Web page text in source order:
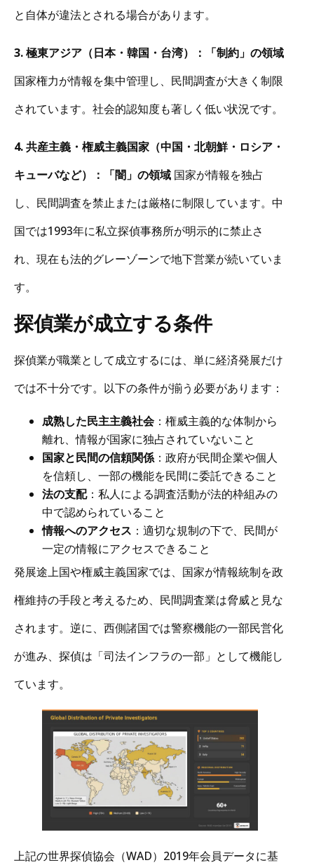
と自体が違法とされる場合があります。
3. 極東アジア（日本・韓国・台湾）：「制約」の領域
国家権力が情報を集中管理し、民間調査が大きく制限
されています。社会的認知度も著しく低い状況です。
4. 共産主義・権威主義国家（中国・北朝鮮・ロシア・
キューバなど）：「闇」の領域 国家が情報を独占
し、民間調査を禁止または厳格に制限しています。中
国では1993年に私立探偵事務所が明示的に禁止さ
れ、現在も法的グレーゾーンで地下営業が続いていま
す。
探偵業が成立する条件
探偵業が職業として成立するには、単に経済発展だけ
では不十分です。以下の条件が揃う必要があります：
成熟した民主主義社会：権威主義的な体制から
離れ、情報が国家に独占されていないこと
国家と民間の信頼関係：政府が民間企業や個人
を信頼し、一部の機能を民間に委託できること
法の支配：私人による調査活動が法的枠組みの
中で認められていること
情報へのアクセス ：適切な規制の下で、民間が
一定の情報にアクセスできること
発展途上国や権威主義国家では、国家が情報統制を政
権維持の手段と考えるため、民間調査業は脅威と見な
されます。逆に、西側諸国では警察機能の一部民営化
が進み、探偵は「司法インフラの一部」として機能し
ています。
上記の世界探偵協会（WAD）2019年会員データに基